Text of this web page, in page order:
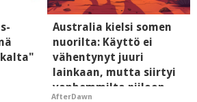
Australia kielsi somen
nuorilta: Käyttö ei
vähentynyt juuri
lainkaan, mutta siirtyi
vanhemmilta piiloon
AfterDawn